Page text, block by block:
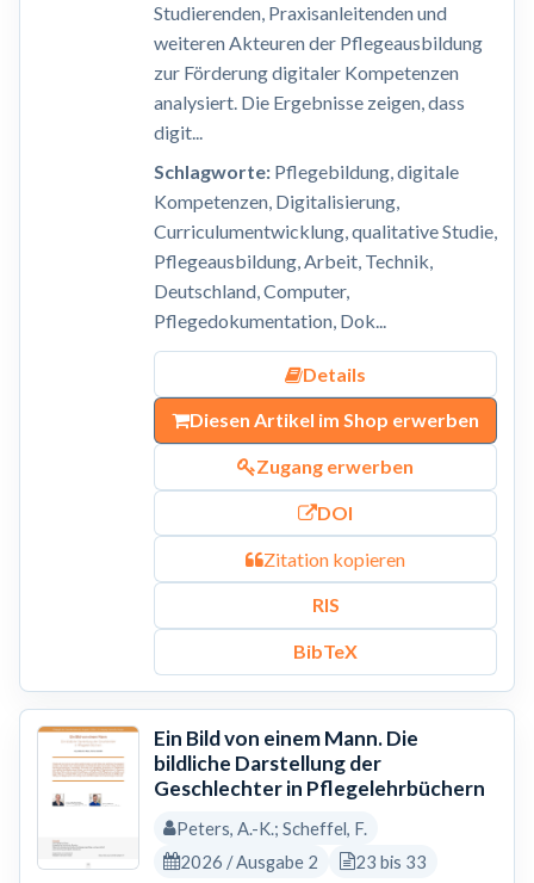
Studierenden, Praxisanleitenden und
weiteren Akteuren der Pflegeausbildung
zur Förderung digitaler Kompetenzen
analysiert. Die Ergebnisse zeigen, dass
digit...
Schlagworte:Pflegebildung, digitale
Kompetenzen, Digitalisierung,
Curriculumentwicklung, qualitative Studie,
Pflegeausbildung, Arbeit, Technik,
Deutschland, Computer,
Pflegedokumentation, Dok...
Details
Diesen Artikel im Shop erwerben
Zugang erwerben
DOI
Zitation kopieren
RIS
BibTeX
Ein Bild von einem Mann. Die
bildliche Darstellung der
Geschlechter in Pflegelehrbüchern
Peters, A.-K.; Scheffel, F.
2026 / Ausgabe 2
23 bis 33